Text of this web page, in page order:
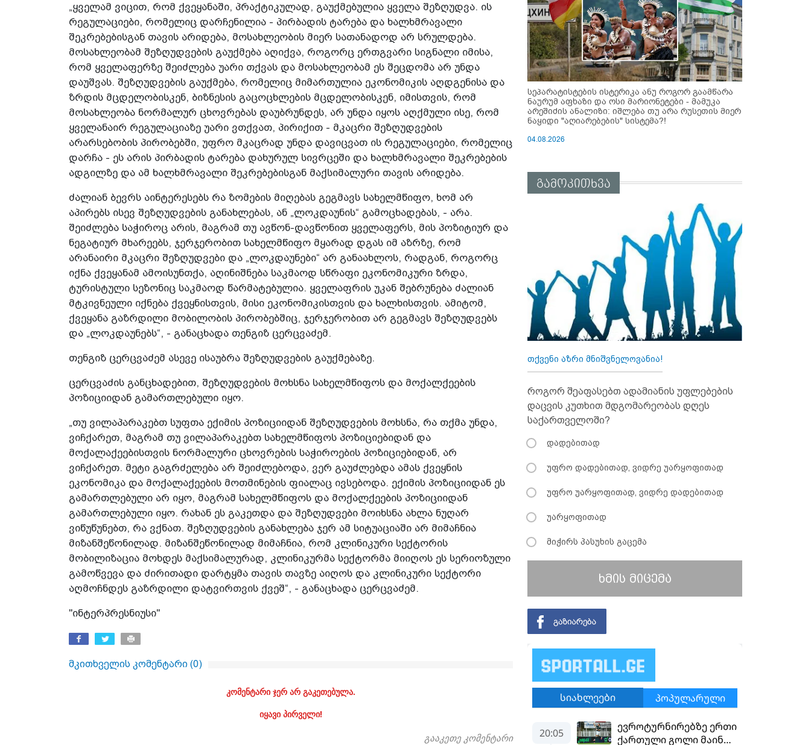
„ყველამ ვიცით, რომ ქვეყანაში, პრაქტიკულად, გაუქმებულია ყველა შეზღუდვა. ის
რეგულაციები, რომელიც დარჩენილია - პირბადის ტარება და ხალხმრავალი
შეკრებებისგან თავის არიდება, მოსახლეობის მიერ სათანადოდ არ სრულდება.
მოსახლეობამ შეზღუდვების გაუქმება აღიქვა, როგორც ერთგვარი სიგნალი იმისა,
რომ ყველაფერზე შეიძლება უარი თქვას და მოსახლეობამ ეს შეცდომა არ უნდა
დაუშვას. შეზღუდვების გაუქმება, რომელიც მიმართულია ეკონომიკის აღდგენისა და
ზრდის მცდელობისკენ, ბიზნესის გაცოცხლების მცდელობისკენ, იმისთვის, რომ
მოსახლეობა ნორმალურ ცხოვრებას დაუბრუნდეს, არ უნდა იყოს აღქმული ისე, რომ
ყველანაირ რეგულაციაზე უარი ვთქვათ, პირიქით - მკაცრი შეზღუდვების
არარსებობის პირობებში, უფრო მკაცრად უნდა დავიცვათ ის რეგულაციები, რომელიც
დარჩა - ეს არის პირბადის ტარება დახურულ სივრცეში და ხალხმრავალი შეკრებების
ადგილზე და ამ ხალხმრავალი შეკრებებისგან მაქსიმალური თავის არიდება.
ძალიან ბევრს აინტერესებს რა ზომების მიღებას გეგმავს სახელმწიფო, ხომ არ
აპირებს ისევ შეზღუდვების განახლებას, ან „ლოკდაუნის“ გამოცხადებას, - არა.
შეიძლება საჭიროც არის, მაგრამ თუ ავწონ-დავწონით ყველაფერს, მის პოზიტიურ და
ნეგატიურ მხარეებს, ჯერჯერობით სახელმწიფო მყარად დგას იმ აზრზე, რომ
არანაირი მკაცრი შეზღუდვები და „ლოკდაუნები“ არ განაახლოს, რადგან, როგორც
იქნა ქვეყანამ ამოისუნთქა, აღინიშნება საკმაოდ სწრაფი ეკონომიკური ზრდა,
ტურისტული სეზონიც საკმაოდ წარმატებულია. ყველაფრის უკან შებრუნება ძალიან
მტკივნეული იქნება ქვეყნისთვის, მისი ეკონომიკისთვის და ხალხისთვის. ამიტომ,
ქვეყანა გაზრდილი მობილობის პირობებშიც, ჯერჯერობით არ გეგმავს შეზღუდვებს
და „ლოკდაუნებს“, - განაცხადა თენგიზ ცერცვაძემ.
თენგიზ ცერცვაძემ ასევე ისაუბრა შეზღუდვების გაუქმებაზე.
ცერცვაძის განცხადებით, შეზღუდვების მოხსნა სახელმწიფოს და მოქალქეების
პოზიციიდან გამართლებული იყო.
„თუ ვილაპარაკებთ სუფთა ექიმის პოზიციიდან შეზღუდვების მოხსნა, რა თქმა უნდა,
ვიჩქარეთ, მაგრამ თუ ვილაპარაკებთ სახელმწიფოს პოზიციებიდან და
მოქალაქეებისთვის ნორმალური ცხოვრების საჭიროების პოზიციებიდან, არ
ვიჩქარეთ. მეტი გაგრძელება არ შეიძლებოდა, ვერ გაუძლებდა ამას ქვეყნის
ეკონომიკა და მოქალაქეების მოთმინების ფიალაც ივსებოდა. ექიმის პოზიციიდან ეს
გამართლებული არ იყო, მაგრამ სახელმწიფოს და მოქალქეების პოზიციიდან
გამართლებული იყო. რახან ეს გაკეთდა და შეზღუდვები მოიხსნა ახლა ნუღარ
ვიწუწუნებთ, რა ვქნათ. შეზღუდვების განახლება ჯერ ამ სიტუაციაში არ მიმაჩნია
მიზანშეწონილად. მიზანშეწონილად მიმაჩნია, რომ კლინიკური სექტორის
მობილიზაცია მოხდეს მაქსიმალურად, კლინიკურმა სექტორმა მიიღოს ეს სერიოზული
გამოწვევა და ძირითადი დარტყმა თავის თავზე აიღოს და კლინიკური სექტორი
აღმოჩნდეს გაზრდილი დატვირთვის ქვეშ“, - განაცხადა ცერცვაძემ.
"ინტერპრესნიუსი"
მკითხველის კომენტარი (0)
კომენტარი ჯერ არ გაკეთებულა.
იყავი პირველი!
გააკეთე კომენტარი
სეპარატისტების ისტერიკა ანუ როგორ გაამწარა
ნაურუმ აფხაზი და ოსი მარიონეტები - მამუკა
არეშიძის ანალიზი: იშლება თუ არა რუსეთის მიერ
ნაყიდი "აღიარებების" სისტემა?!
04.08.2026
გამოკითხვა
თქვენი აზრი მნიშვნელოვანია!
როგორ შეაფასებთ ადამიანის უფლებების
დაცვის კუთხით მდგომარეობას დღეს
საქართველოში?
დადებითად
უფრო დადებითად, ვიდრე უარყოფითად
უფრო უარყოფითად, ვიდრე დადებითად
უარყოფითად
მიჭირს პასუხის გაცემა
ხმის მიცემა